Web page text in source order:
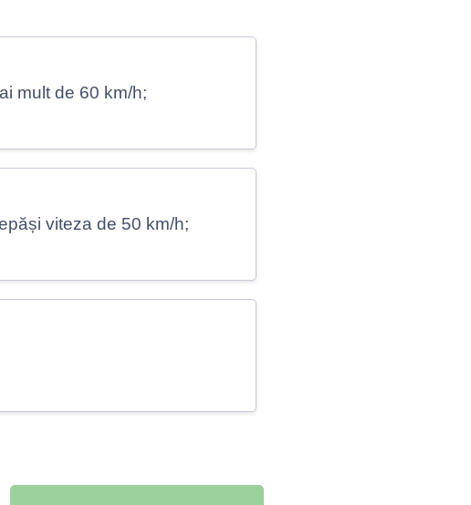
mult de 60 km/h;
viteza de 50 km/h;